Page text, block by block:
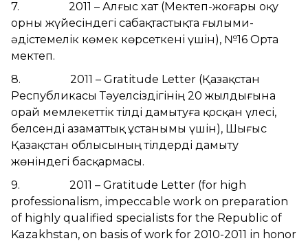
7. 2011 – Алғыс хат (Мектеп-жоғары оқу
орны жүйесіндегі сабақтастықта ғылыми-
әдістемелік көмек көрсеткені үшін), №16 Орта
мектеп.
8. 2011 – Gratitude Letter (Қазақстан
Республикасы Тәуелсіздігінің 20 жылдығына
орай мемлекеттік тілді дамытуға қосқан үлесі,
белсенді азаматтық ұстанымы үшін), Шығыс
Қазақстан облысының тілдерді дамыту
жөніндегі басқармасы.
9. 2011 – Gratitude Letter (for high
professionalism, impeccable work on preparation
of highly qualified specialists for the Republic of
Kazakhstan, on basis of work for 2010-2011 in honor